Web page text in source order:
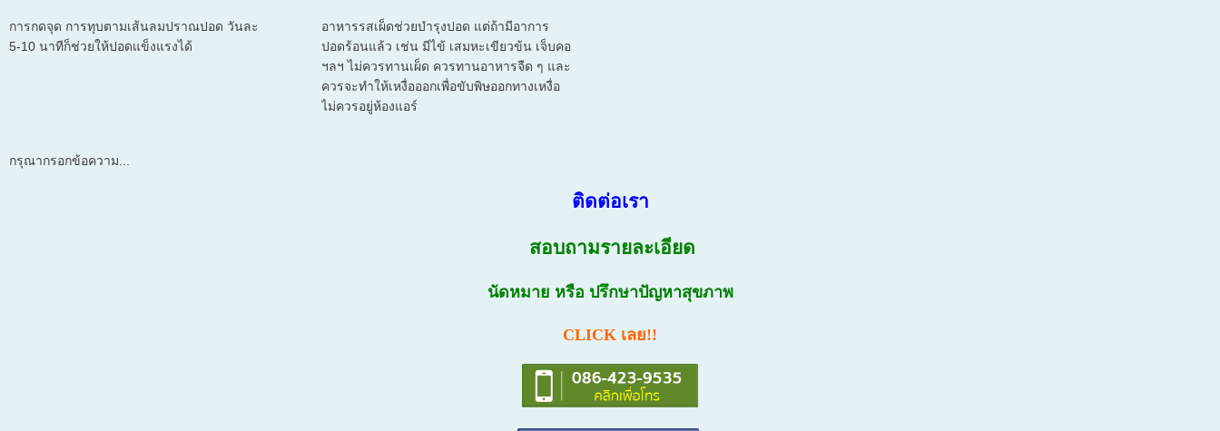
การกดจุด การทุบตามเส้นลมปราณปอด วันละ
5-10 นาทีก็ช่วยให้ปอดแข็งแรงได้
อาหารรสเผ็ดช่วยบำรุงปอด แต่ถ้ามีอาการ
ปอดร้อนแล้ว เช่น มีไข้ เสมหะเขียวข้น เจ็บคอ
ฯลฯ ไม่ควรทานเผ็ด ควรทานอาหารจืด ๆ และ
ควรจะทำให้เหงื่อออกเพื่อขับพิษออกทางเหงื่อ
ไม่ควรอยู่ห้องแอร์
กรุณากรอกข้อความ...
ติดต่อเรา
สอบถามรายละเอียด
นัดหมาย หรือ ปรึกษาปัญหาสุขภาพ
CLICK เลย!!